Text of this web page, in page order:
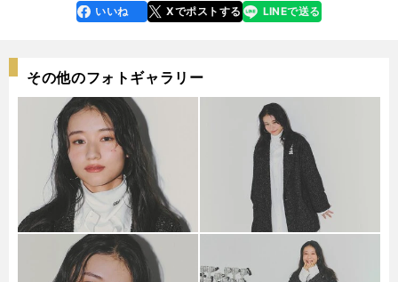
faceboo
k
いいね Xでポストする
line LINEで送る
その他のフォトギャラリー